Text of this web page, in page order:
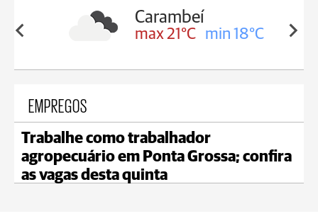
19°C
Carambeí
max 21°C min 18°C
EMPREGOS
Trabalhe como trabalhador
agropecuário em Ponta Grossa; confira
as vagas desta quinta